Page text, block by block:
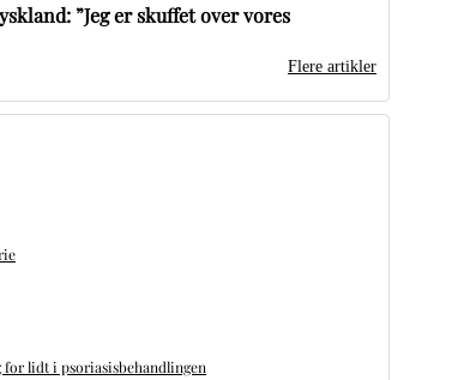
”Jeg er skuffet over vores
Flere artikler
for lidt i psoriasisbehandlingen